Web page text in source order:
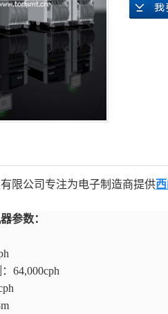
限公司专注为电子制造商提供
参数：
64,000cph